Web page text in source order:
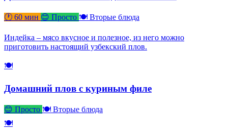
🕐 60 мин 😊 Просто 🍽 Вторые блюда
Индейка – мясо вкусное и полезное, из него можно
приготовить настоящий узбекский плов.
🍽
Домашний плов с куриным филе
😊 Просто 🍽 Вторые блюда
🍽